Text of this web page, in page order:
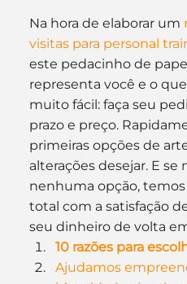
Na hora de elaborar um
visitas para personal
este pedacinho de
representa você e o
muito fácil: faça seu
prazo e preço.
primeiras opções de
alterações desejar. E se
nenhuma opção,
total com a satisfação
seu dinheiro de volta
10 razões para
Ajudamos